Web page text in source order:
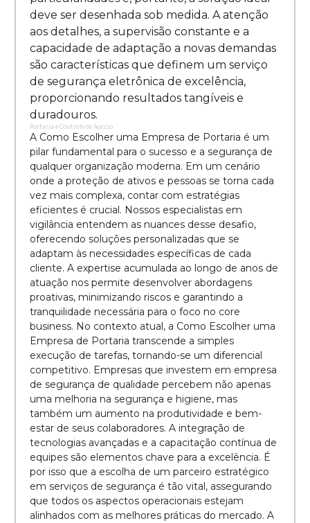
deve ser desenhada sob medida. A atenção
aos detalhes, a supervisão constante e a
capacidade de adaptação a novas demandas
são características que definem um serviço
de segurança eletrônica de excelência,
proporcionando resultados tangíveis e
duradouros.
Portaria e Controle de Acesso
A Como Escolher uma Empresa de Portaria é um
pilar fundamental para o sucesso e a segurança de
qualquer organização moderna. Em um cenário
onde a proteção de ativos e pessoas se torna cada
vez mais complexa, contar com estratégias
eficientes é crucial. Nossos especialistas em
vigilância entendem as nuances desse desafio,
oferecendo soluções personalizadas que se
adaptam às necessidades específicas de cada
cliente. A expertise acumulada ao longo de anos de
atuação nos permite desenvolver abordagens
proativas, minimizando riscos e garantindo a
tranquilidade necessária para o foco no core
business. No contexto atual, a Como Escolher uma
Empresa de Portaria transcende a simples
execução de tarefas, tornando-se um diferencial
competitivo. Empresas que investem em empresa
de segurança de qualidade percebem não apenas
uma melhoria na segurança e higiene, mas
também um aumento na produtividade e bem-
estar de seus colaboradores. A integração de
tecnologias avançadas e a capacitação contínua de
equipes são elementos chave para a excelência. É
por isso que a escolha de um parceiro estratégico
em serviços de segurança é tão vital, assegurando
que todos os aspectos operacionais estejam
alinhados com as melhores práticas do mercado. A